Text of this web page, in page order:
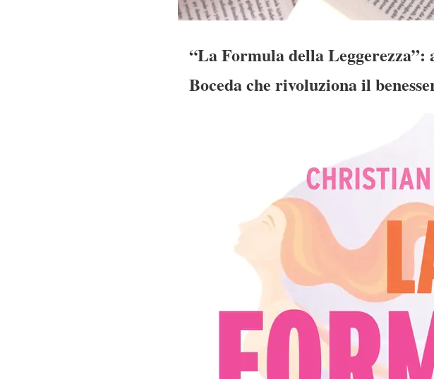
“La Formula della
Boceda che rivoluziona il